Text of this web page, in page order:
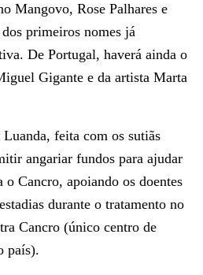
Mangovo, Rose Palhares e
primeiros nomes já
De Portugal, haverá ainda o
Gigante e da artista Marta
feita com os sutiãs
angariar fundos para ajudar
Cancro, apoiando os doentes
durante o tratamento no
Cancro (único centro de
país).